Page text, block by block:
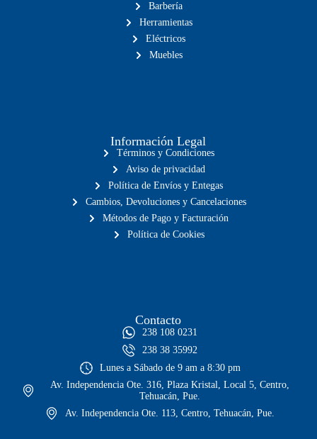
Barbería
Herramientas
Eléctricos
Muebles
Información Legal
Términos y Condiciones
Aviso de privacidad
Política de Envíos y Entegas
Cambios, Devoluciones y Cancelaciones
Métodos de Pago y Facturación
Política de Cookies
Contacto
238 108 0231
238 38 35992
Lunes a Sábado de 9 am a 8:30 pm
Av. Independencia Ote. 316, Plaza Kristal, Local 5, Centro,
Tehuacán, Pue.
Av. Independencia Ote. 113, Centro, Tehuacán, Pue.